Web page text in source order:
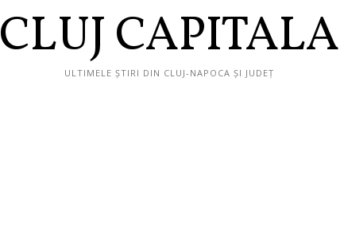
CLUJ CAPITALA
ULTIMELE ȘTIRI DIN CLUJ-NAPOCA ȘI JUDEȚ